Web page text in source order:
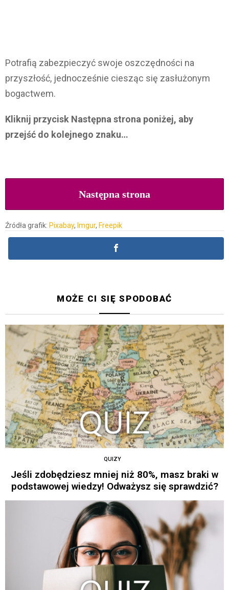
Potrafią zabezpieczyć swoje oszczędności na
przyszłość, jednocześnie ciesząc się zasłużonym
bogactwem.
Kliknij przycisk Następna strona poniżej, aby
przejść do kolejnego znaku…
Następna strona
Źródła grafik: Pixabay, Imgur, Freepik
MOŻE CI SIĘ SPODOBAĆ
QUIZY
Jeśli zdobędziesz mniej niż 80%, masz braki w
podstawowej wiedzy! Odważysz się sprawdzić?